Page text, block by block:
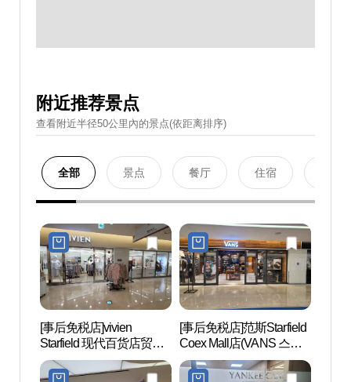
附近推荐景点
查看附近半径50公里內的景点(依距离排序)
全部 景点 餐厅 住宿
[事后免税店]vivien
Starfield 现代百货店贸易
中心店(비비안 스타필드
코엑스몰점)
[事后免税店]范斯Starfield
Coex Mall店(VANS 스타
필드 코엑스몰점)